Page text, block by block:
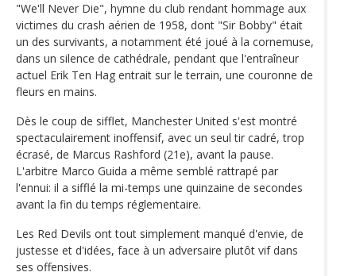
"We'll Never Die", hymne du club rendant hommage aux
victimes du crash aérien de 1958, dont "Sir Bobby" était
un des survivants, a notamment été joué à la cornemuse,
dans un silence de cathédrale, pendant que l'entraîneur
actuel Erik Ten Hag entrait sur le terrain, une couronne de
fleurs en mains.
Dès le coup de sifflet, Manchester United s'est montré
spectaculairement inoffensif, avec un seul tir cadré, trop
écrasé, de Marcus Rashford (21e), avant la pause.
L'arbitre Marco Guida a même semblé rattrapé par
l'ennui: il a sifflé la mi-temps une quinzaine de secondes
avant la fin du temps réglementaire.
Les Red Devils ont tout simplement manqué d'envie, de
justesse et d'idées, face à un adversaire plutôt vif dans
ses offensives.